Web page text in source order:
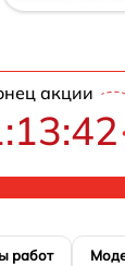
акции
работ